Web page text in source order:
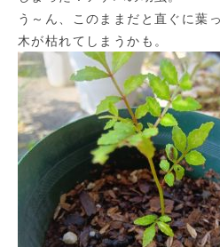
う～ん、このままだと直ぐに葉
木が枯れてしまうかも。